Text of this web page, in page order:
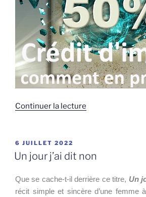
Continuer la lecture
l’avance
enfin
opérationnelle
PUBLIÉ
LE
6 JUILLET 2022
Un jour j’ai dit non
Que se cache-t-il derrière ce titre, Un
récit simple et sincère d’une femme